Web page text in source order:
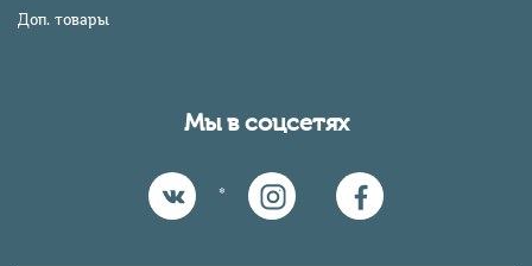
Доп. товары
Мы в соцсетях
*